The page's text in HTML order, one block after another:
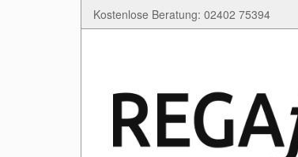
Kostenlose Beratung: 02402 75394